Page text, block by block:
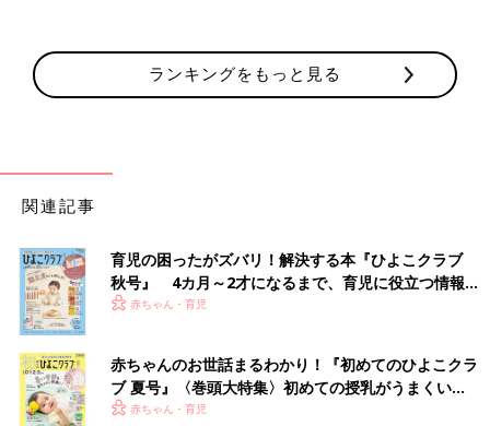
るように工夫しました！」（あべちゃん）
「自分でカスタマイズしたExcelに入力しています。毎月の貯金
費、変動費とカテゴリーを分けて集計しています。見える化する
しっかり者は二刀流で家計を把握！
「自分の収支はスマホのアプリで、家の収支はダイソーの家計簿
で管理しています」（ななみん）
「アプリで家計簿をつけていますが、月毎にエクセルで打ち出し
ランキングをもっと見る
関連記事
育児の困ったがズバリ！解決する本『ひよこクラブ
秋号』 4カ月～2才になるまで、育児に役立つ情報が
いっぱい！
赤ちゃん・育児
赤ちゃんのお世話まるわかり！『初めてのひよこクラ
ブ 夏号』〈巻頭大特集〉初めての授乳がうまくい
く！ おっぱい・ミルクの基本と夏のトラブル 解決テ
赤ちゃん・育児